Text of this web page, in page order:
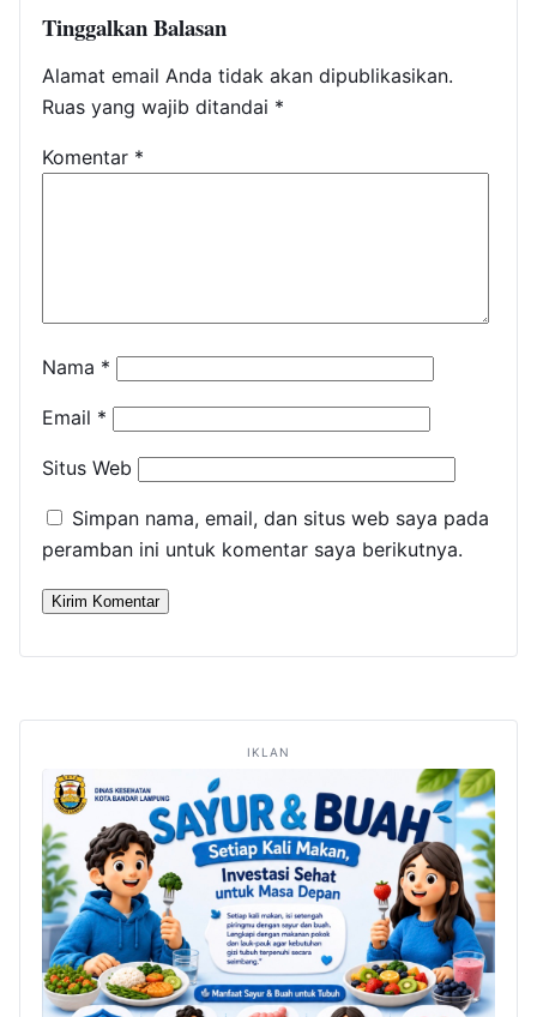
Tinggalkan Balasan
Alamat email Anda tidak akan dipublikasikan.
Ruas yang wajib ditandai *
Komentar *
Nama *
Email *
Situs Web
Simpan nama, email, dan situs web saya pada
peramban ini untuk komentar saya berikutnya.
IKLAN